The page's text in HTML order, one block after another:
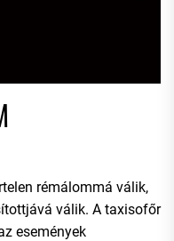
rémálommá válik,
válik. A taxisofőr
események